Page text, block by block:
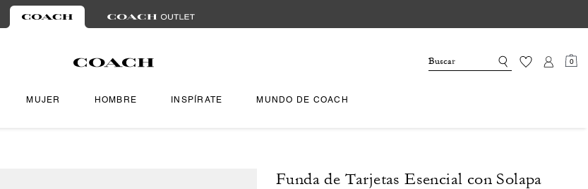
0
MUJER HOMBRE INSPÍRATE MUNDO DE COACH
Funda de Tarjetas Esencial con Solapa